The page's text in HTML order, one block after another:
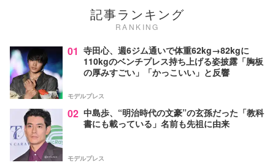
記事ランキング
RANKING
01 寺田心、週6ジム通いで体重62kg→82kgに
110kgのベンチプレス持ち上げる姿披露「胸板
の厚みすごい」「かっこいい」と反響
モデルプレス
02 中島歩、“明治時代の文豪”の玄孫だった「教科
書にも載っている」名前も先祖に由来
モデルプレス